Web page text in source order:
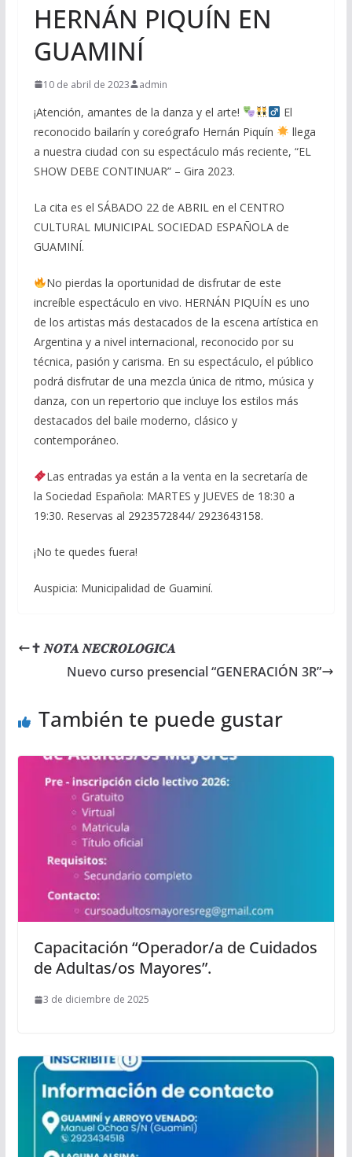
HERNÁN PIQUÍN EN
GUAMINÍ
10 de abril de 2023 admin
¡Atención, amantes de la danza y el arte!
El
reconocido bailarín y coreógrafo Hernán Piquín
llega
a nuestra ciudad con su espectáculo más reciente, “EL
SHOW DEBE CONTINUAR” – Gira 2023.
La cita es el SÁBADO 22 de ABRIL en el CENTRO
CULTURAL MUNICIPAL SOCIEDAD ESPAÑOLA de
GUAMINÍ.
No pierdas la oportunidad de disfrutar de este
increíble espectáculo en vivo. HERNÁN PIQUÍN es uno
de los artistas más destacados de la escena artística en
Argentina y a nivel internacional, reconocido por su
técnica, pasión y carisma. En su espectáculo, el público
podrá disfrutar de una mezcla única de ritmo, música y
danza, con un repertorio que incluye los estilos más
destacados del baile moderno, clásico y
contemporáneo.
Las entradas ya están a la venta en la secretaría de
la Sociedad Española: MARTES y JUEVES de 18:30 a
19:30. Reservas al 2923572844/ 2923643158.
¡No te quedes fuera!
Auspicia: Municipalidad de Guaminí.
✝ 𝑵𝑶𝑻𝑨 𝑵𝑬𝑪𝑹𝑶𝑳𝑶𝑮𝑰𝑪𝑨
Nuevo curso presencial “GENERACIÓN 3R”
También te puede gustar
Capacitación “Operador/a de Cuidados
de Adultas/os Mayores”.
3 de diciembre de 2025